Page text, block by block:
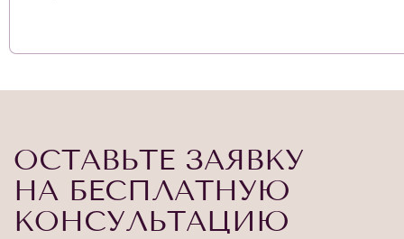
ОСТАВЬТЕ ЗАЯВКУ
НА БЕСПЛАТНУЮ
КОНСУЛЬТАЦИЮ